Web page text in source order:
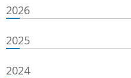
2026
2025
2024